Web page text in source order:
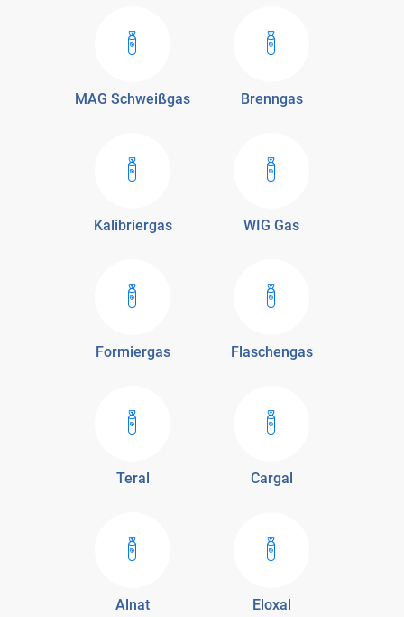
MAG Schweißgas Brenngas
Kalibriergas WIG Gas
Formiergas Flaschengas
Teral Cargal
Alnat Eloxal